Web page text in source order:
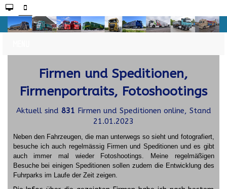
Firmen und Speditionen,
Firmenportraits, Fotoshootings
Aktuell sind 831 Firmen und Speditionen online, Stand
21.01.2023
Neben den Fahrzeugen, die man unterwegs so sieht und fotografiert,
besuche ich auch regelmässig Firmen und Speditionen und es gibt
auch immer mal wieder Fotoshootings.
Meine regelmäßigen
Besuche bei einigen Speditionen sollen zudem die Entwicklung des
Fuhrparks im Laufe der Zeit zeigen.